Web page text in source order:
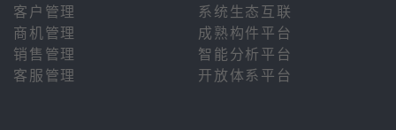
客户管理
系统生态互联
商机管理
成熟构件平台
销售管理
智能分析平台
客服管理
开放体系平台